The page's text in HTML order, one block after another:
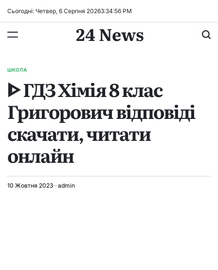
Сьогодні: Четвер, 6 Серпня 20263:34:57 PM
24 News
ОПУБЛІКУВАТИ
ШКОЛА
ᐈ ГДЗ Хімія 8 клас
Григорович відповіді
скачати, читати
онлайн
10 Жовтня 2023 admin